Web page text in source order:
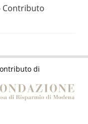
Contributo
di